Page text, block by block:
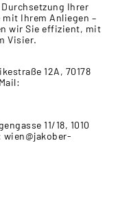
Ihrer
Ihrem Anliegen –
wir Sie effizient, mit
Visier.
12A, 70178
11/18, 1010
wien@jakober-